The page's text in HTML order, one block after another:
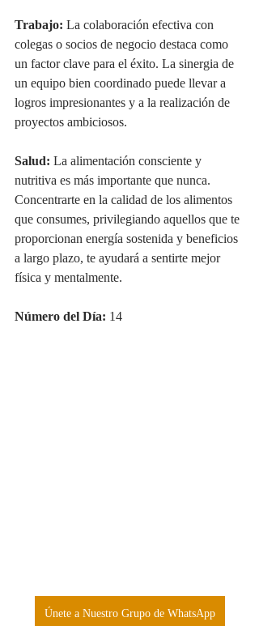
Trabajo: La colaboración efectiva con
colegas o socios de negocio destaca como
un factor clave para el éxito. La sinergia de
un equipo bien coordinado puede llevar a
logros impresionantes y a la realización de
proyectos ambiciosos.
Salud: La alimentación consciente y
nutritiva es más importante que nunca.
Concentrarte en la calidad de los alimentos
que consumes, privilegiando aquellos que te
proporcionan energía sostenida y beneficios
a largo plazo, te ayudará a sentirte mejor
física y mentalmente.
Número del Día: 14
Únete a Nuestro Grupo de WhatsApp